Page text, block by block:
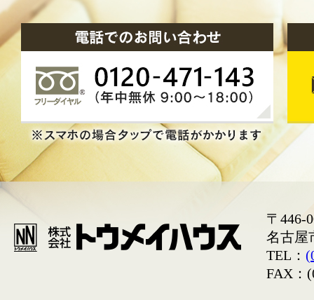
〒446-
名古屋
TEL：
FAX：